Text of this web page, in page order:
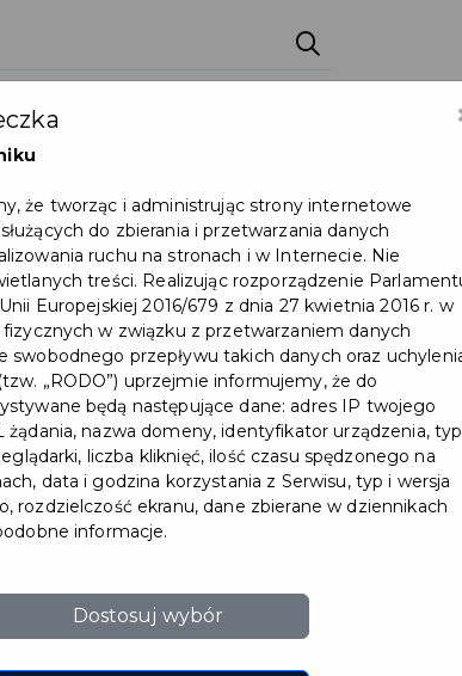
klas IV
że tworząc i administrując strony internetowe
do zbierania i przetwarzania danych
ruchu na stronach i w Internecie. Nie
treści. Realizując rozporządzenie
Europejskiej 2016/679 z dnia 27 kwietnia 2016 r. w
w związku z przetwarzaniem danych
swobodnego przepływu takich danych oraz
„RODO”) uprzejmie informujemy, że do
będą następujące dane: adres IP twojego
żądania, nazwa domeny, identyfikator urządzenia, typ
liczba kliknięć, ilość czasu spędzonego na
data i godzina korzystania z Serwisu, typ i wersja
rozdzielczość ekranu, dane zbierane w dziennikach
informacje.
Dostosuj wybór